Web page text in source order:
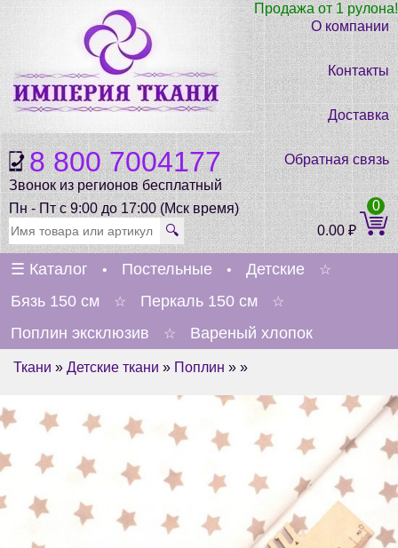
8 800 7004177
Звонок из регионов бесплатный
Пн - Пт с 9:00 до 17:00 (Мск время)
Продажа от 1 рулона!
О компании
Контакты
Доставка
Обратная связь
🔍 0.00₽
0
☰ Каталог • Постельные • Детские ☆
Бязь 150 см ☆ Перкаль 150 см ☆
Поплин эксклюзив ☆ Вареный хлопок
Ткани » Детские ткани » Поплин » »